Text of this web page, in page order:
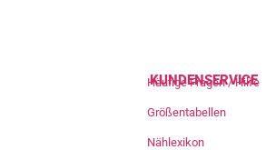
KUNDENSERVICE
Häufige Fragen / Hilfe
Größentabellen
Nählexikon